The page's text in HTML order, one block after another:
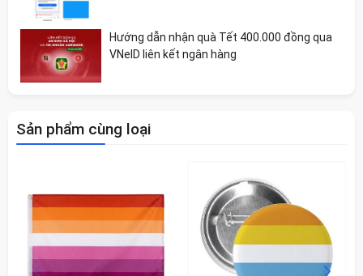
Hướng dẫn nhận quà Tết 400.000 đồng qua
VNeID liên kết ngân hàng
Sản phẩm cùng loại